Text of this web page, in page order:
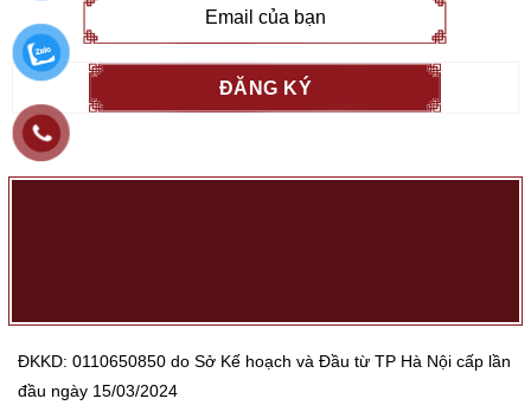
ĐKKD: 0110650850 do Sở Kế hoạch và Đầu từ TP Hà Nội cấp lần
đầu ngày 15/03/2024